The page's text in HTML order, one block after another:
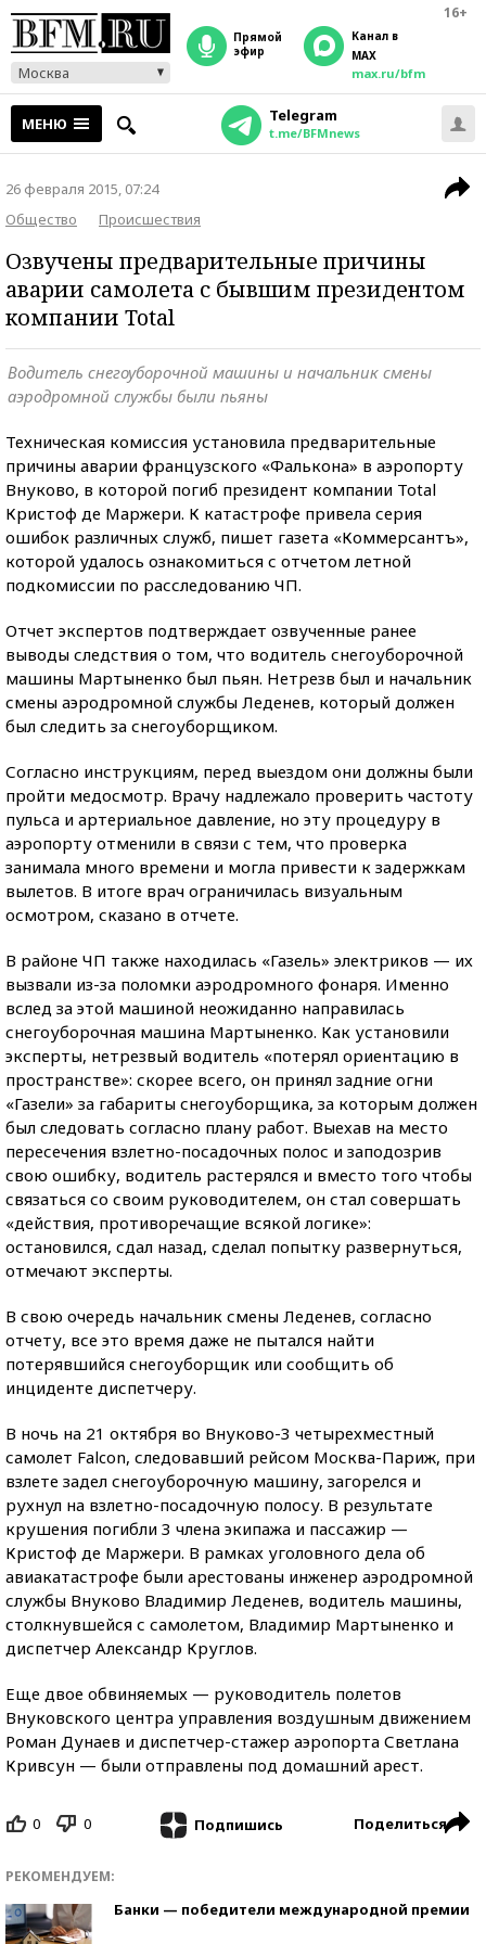
16+
Москва
прямой
эфир
Канал в
MAX
max.ru/bfm
МЕНЮ Telegram
t.me/BFMnews
26 февраля 2015, 07:24
Общество
Происшествия
Озвучены предварительные причины
аварии самолета с бывшим президентом
компании Total
Водитель снегоуборочной машины и начальник смены
аэродромной службы были пьяны
Техническая комиссия установила предварительные
причины аварии французского «Фалькона» в аэропорту
Внуково, в которой погиб президент компании Total
Кристоф де Маржери. К катастрофе привела серия
ошибок различных служб, пишет газета «Коммерсантъ»,
которой удалось ознакомиться с отчетом летной
подкомиссии по расследованию ЧП.
Отчет экспертов подтверждает озвученные ранее
выводы следствия о том, что водитель снегоуборочной
машины Мартыненко был пьян. Нетрезв был и начальник
смены аэродромной службы Леденев, который должен
был следить за снегоуборщиком.
Согласно инструкциям, перед выездом они должны были
пройти медосмотр. Врачу надлежало проверить частоту
пульса и артериальное давление, но эту процедуру в
аэропорту отменили в связи с тем, что проверка
занимала много времени и могла привести к задержкам
вылетов. В итоге врач ограничилась визуальным
осмотром, сказано в отчете.
В районе ЧП также находилась «Газель» электриков — их
вызвали из-за поломки аэродромного фонаря. Именно
вслед за этой машиной неожиданно направилась
снегоуборочная машина Мартыненко. Как установили
эксперты, нетрезвый водитель «потерял ориентацию в
пространстве»: скорее всего, он принял задние огни
«Газели» за габариты снегоуборщика, за которым должен
был следовать согласно плану работ. Выехав на место
пересечения взлетно-посадочных полос и заподозрив
свою ошибку, водитель растерялся и вместо того чтобы
связаться со своим руководителем, он стал совершать
«действия, противоречащие всякой логике»:
остановился, сдал назад, сделал попытку развернуться,
отмечают эксперты.
В свою очередь начальник смены Леденев, согласно
отчету, все это время даже не пытался найти
потерявшийся снегоуборщик или сообщить об
инциденте диспетчеру.
В ночь на 21 октября во Внуково-3 четырехместный
самолет Falcon, следовавший рейсом Москва-Париж, при
взлете задел снегоуборочную машину, загорелся и
рухнул на взлетно-посадочную полосу. В результате
крушения погибли 3 члена экипажа и пассажир —
Кристоф де Маржери. В рамках уголовного дела об
авиакатастрофе были арестованы инженер аэродромной
службы Внуково Владимир Леденев, водитель машины,
столкнувшейся с самолетом, Владимир Мартыненко и
диспетчер Александр Круглов.
Еще двое обвиняемых — руководитель полетов
Внуковского центра управления воздушным движением
Роман Дунаев и диспетчер-стажер аэропорта Светлана
Кривсун — были отправлены под домашний арест.
0 0 Подпишись Поделиться
РЕКОМЕНДУЕМ:
Банки — победители международной премии